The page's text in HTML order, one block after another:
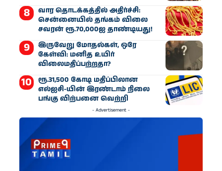
வார தொடக்கத்தில் அதிர்ச்சி:
சென்னையில் தங்கம் விலை
சவரன் ரூ.70,000ஐ தாண்டியது!
இருவேறு மோதல்கள், ஒரே
கேள்வி: மனித உயிர்
விலைமதிப்பற்றதா?
ரூ.31,500 கோடி மதிப்பிலான
எல்ஐசி-​யின் இரண்​டாம் நிலை
பங்கு விற்பனை வெற்றி
- Advertisement -